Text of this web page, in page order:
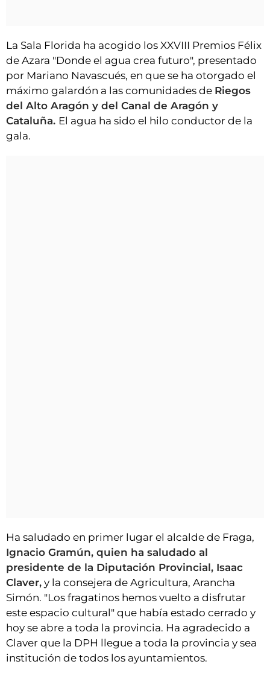
CLUB DEL AMIGO MILITANTE
INICIAR SESIÓN
La Sala Florida ha acogido los XXVIII Premios Félix
de Azara "Donde el agua crea futuro", presentado
por Mariano Navascués, en que se ha otorgado el
máximo galardón a las comunidades de Riegos
del Alto Aragón y del Canal de Aragón y
Cataluña. El agua ha sido el hilo conductor de la
gala.
Ha saludado en primer lugar el alcalde de Fraga,
Ignacio Gramún, quien ha saludado al
presidente de la Diputación Provincial, Isaac
Claver, y la consejera de Agricultura, Arancha
Simón. "Los fragatinos hemos vuelto a disfrutar
este espacio cultural" que había estado cerrado y
hoy se abre a toda la provincia. Ha agradecido a
Claver que la DPH llegue a toda la provincia y sea
institución de todos los ayuntamientos.